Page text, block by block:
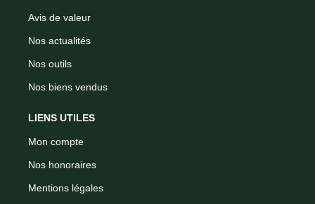
Avis de valeur
Nos actualités
Nos outils
Nos biens vendus
LIENS UTILES
Mon compte
Nos honoraires
Mentions légales